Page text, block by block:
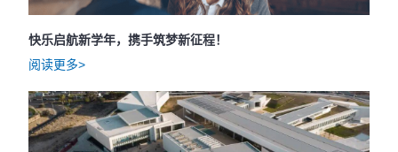
快乐启航新学年，携手筑梦新征程！
阅读更多>